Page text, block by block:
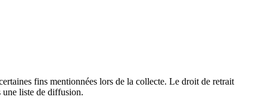
fins mentionnées lors de la collecte. Le droit de retrait
une liste de diffusion.